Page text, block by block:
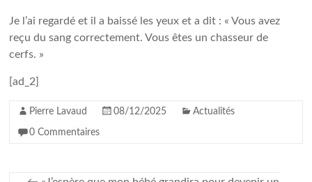
Je l’ai regardé et il a baissé les yeux et a dit : « Vous avez
reçu du sang correctement. Vous êtes un chasseur de
cerfs. »
[ad_2]
Pierre Lavaud 08/12/2025 Actualités
0 Commentaires